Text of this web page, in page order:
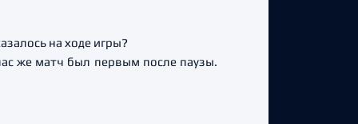
на ходе игры?
же матч был первым после паузы.